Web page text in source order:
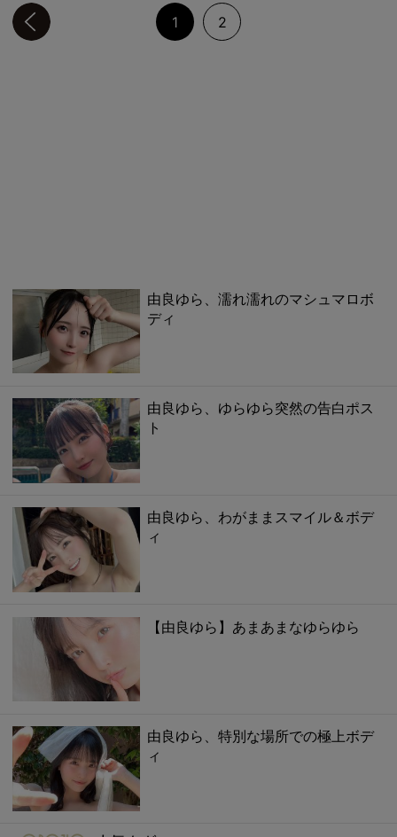
1 2
由良ゆら、濡れ濡れのマシュマロボ
ディ
由良ゆら、ゆらゆら突然の告白ポス
ト
由良ゆら、わがままスマイル＆ボデ
ィ
【由良ゆら】あまあまなゆらゆら
由良ゆら、特別な場所での極上ボデ
ィ